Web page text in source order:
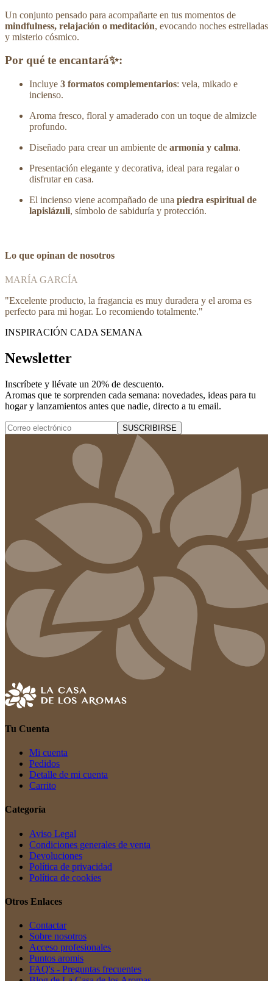
Un conjunto pensado para acompañarte en tus momentos de
mindfulness, relajación o meditación, evocando noches estrelladas
y misterio cósmico.
Por qué te encantará✨:
Incluye 3 formatos complementarios: vela, mikado e
incienso.
Aroma fresco, floral y amaderado con un toque de almizcle
profundo.
Diseñado para crear un ambiente de armonía y calma.
Presentación elegante y decorativa, ideal para regalar o
disfrutar en casa.
El incienso viene acompañado de una piedra espiritual de
lapislázuli, símbolo de sabiduría y protección.
Lo que opinan de nosotros
MARÍA GARCÍA
"Excelente producto, la fragancia es muy duradera y el aroma es
perfecto para mi hogar. Lo recomiendo totalmente."
INSPIRACIÓN CADA SEMANA
Newsletter
Inscríbete y llévate un 20% de descuento.
Aromas que te sorprenden cada semana: novedades, ideas para tu
hogar y lanzamientos antes que nadie, directo a tu email.
SUSCRIBIRSE
Tu Cuenta
Mi cuenta
Pedidos
Detalle de mi cuenta
Carrito
Categoría
Aviso Legal
Condiciones generales de venta
Devoluciones
Política de privacidad
Política de cookies
Otros Enlaces
Contactar
Sobre nosotros
Acceso profesionales
Puntos aromis
FAQ's - Preguntas frecuentes